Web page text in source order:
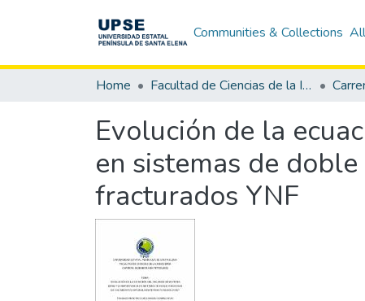
Communities & Collections
Home Facultad de Ciencias de la Ingeniería
Evolución de la
en sistemas de
fracturados YNF